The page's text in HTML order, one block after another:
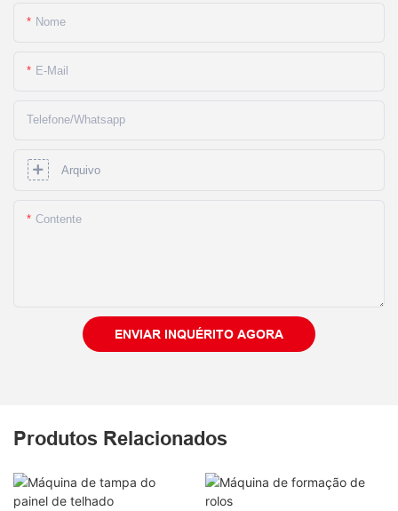
Nome
E-Mail
Telefone/whatsapp
Arquivo
Contente
ENVIAR INQUÉRITO AGORA
Produtos Relacionados